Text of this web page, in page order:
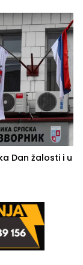
Dan žalosti i u